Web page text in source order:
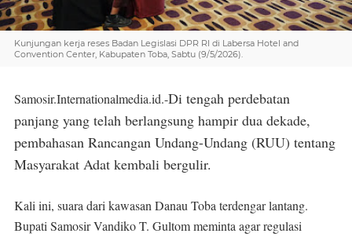
Kunjungan kerja reses Badan Legislasi DPR RI di Labersa Hotel and
Convention Center, Kabupaten Toba, Sabtu (9/5/2026).
Samosir.Internationalmedia.id.-Di tengah perdebatan
panjang yang telah berlangsung hampir dua dekade,
pembahasan Rancangan Undang-Undang (RUU) tentang
Masyarakat Adat kembali bergulir.
Kali ini, suara dari kawasan Danau Toba terdengar lantang.
Bupati Samosir Vandiko T. Gultom meminta agar regulasi